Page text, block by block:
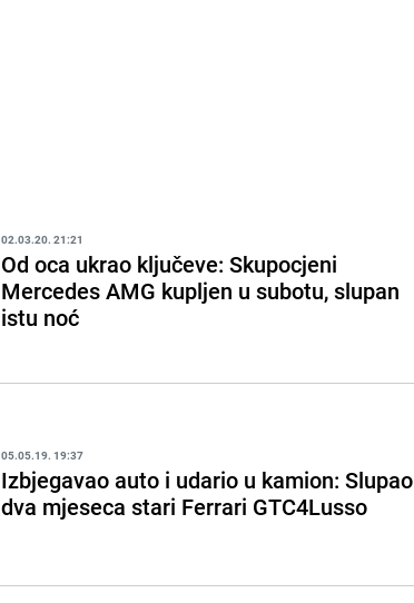
02.03.20. 21:21
Od oca ukrao ključeve: Skupocjeni
Mercedes AMG kupljen u subotu, slupan
istu noć
05.05.19. 19:37
Izbjegavao auto i udario u kamion: Slupao
dva mjeseca stari Ferrari GTC4Lusso